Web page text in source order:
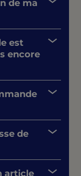
de ma
est
encore
de
article